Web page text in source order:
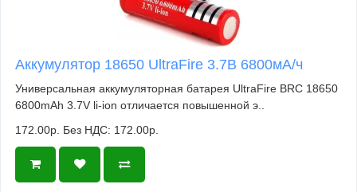
Аккумулятор 18650 UltraFire 3.7В 6800мА/ч
Универсальная аккумуляторная батарея UltraFire BRC 18650
6800mAh 3.7V li-ion отличается повышенной э..
172.00р. Без НДС: 172.00р.